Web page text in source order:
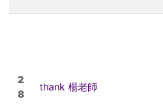
2
8
thank 楊老師